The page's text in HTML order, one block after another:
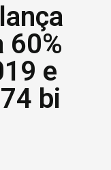
60%
e
bi